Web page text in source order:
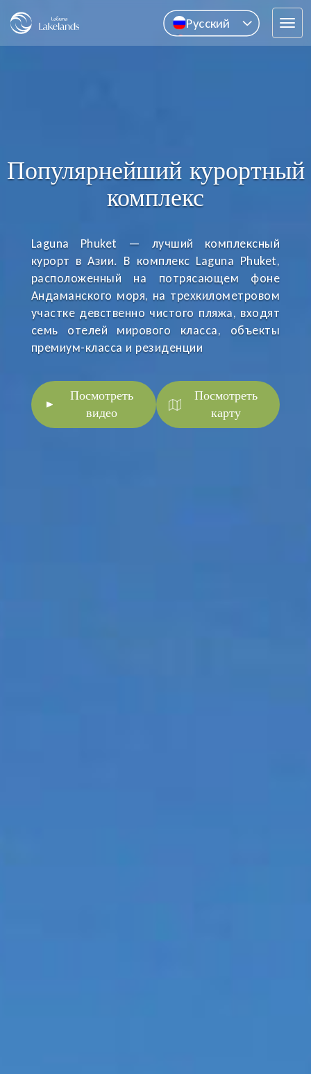
Pусский
English
Популярнейший курортный
комплекс
Laguna Phuket — лучший комплексный
курорт в Азии. В комплекс Laguna Phuket,
расположенный на потрясающем фоне
Андаманского моря, на трехкилометровом
участке девственно чистого пляжа, входят
семь отелей мирового класса, объекты
премиум-класса и резиденции
Посмотреть
видео
Посмотреть
карту